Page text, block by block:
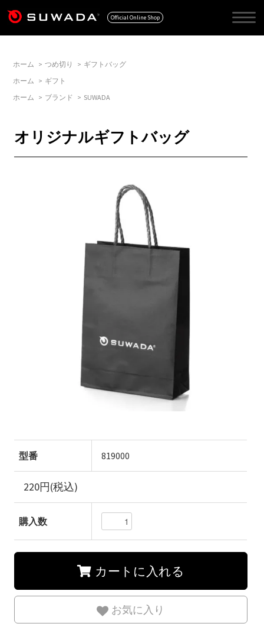
Official Online Shop
ホーム > つめ切り > ギフトバッグ
ホーム > ギフト
ホーム > ブランド > SUWADA
オリジナルギフトバッグ
型番 819000
220円(税込)
購入数
カートに入れる
お気に入り